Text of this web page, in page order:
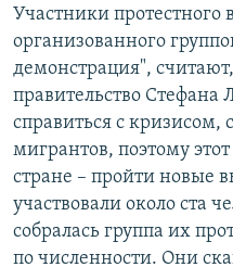
Участники протестного
организованного
демонстрация",
правительство Стефана
справиться с
мигрантов, поэтому
стране – пройти новые
участвовали около ста
собралась группа их
по численности. Они